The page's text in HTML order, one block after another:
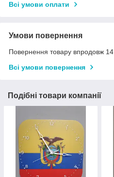
Всі умови оплати
Умови повернення
Повернення товару впродовж 14
Всі умови повернення
Подібні товари компанії